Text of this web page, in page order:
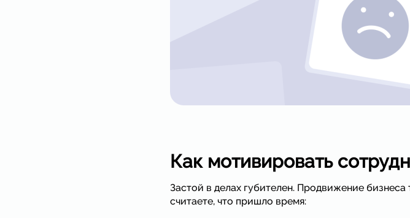
Как мотивировать
Застой в делах губителен. Продвижение
считаете, что пришло время: